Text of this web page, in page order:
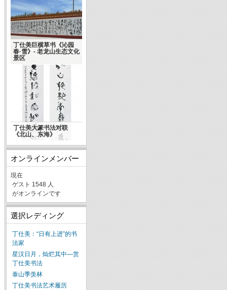
丁仕美巨横草书《沁园
春·雪》- 老龙山生态文化
景区
丁仕美大篆书法对联
《北山、东海》
オンラインメンバー
現在
ゲスト 1548 人
がオンラインです
選択レディング
丁仕美：“日有上进”的书
法家
星汉日月，灿烂其中—赏
丁仕美书法
泰山季羡林
丁仕美书法艺术履历